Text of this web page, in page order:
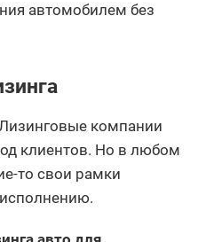
автомобилем без
компании
клиентов. Но в любом
то свои рамки